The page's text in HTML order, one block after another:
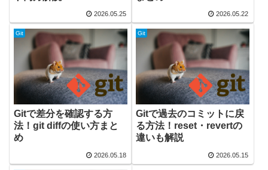
2026.05.25 2026.05.22
Git
Gitで差分を確認する方
法！git diffの使い方まと
め
2026.05.18
Git
Gitで過去のコミットに戻
る方法！reset・revertの
違いも解説
2026.05.15